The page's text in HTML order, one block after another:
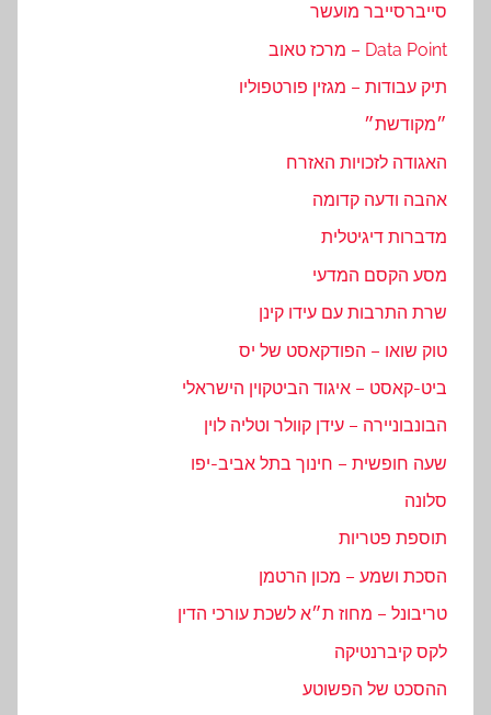
סייברסייבר מועשר
Data Point – מרכז טאוב
תיק עבודות – מגזין פורטפוליו
״מקודשת״
האגודה לזכויות האזרח
אהבה ודעה קדומה
מדברות דיגיטלית
מסע הקסם המדעי
שרת התרבות עם עידו קינן
טוק שואו – הפודקאסט של יס
ביט-קאסט – איגוד הביטקוין הישראלי
הבונבוניירה – עידן קוולר וטליה לוין
שעה חופשית – חינוך בתל אביב-יפו
סלונה
תוספת פטריות
הסכת ושמע – מכון הרטמן
טריבונל – מחוז ת״א לשכת עורכי הדין
לקס קיברנטיקה
ההסכט של הפשוטע